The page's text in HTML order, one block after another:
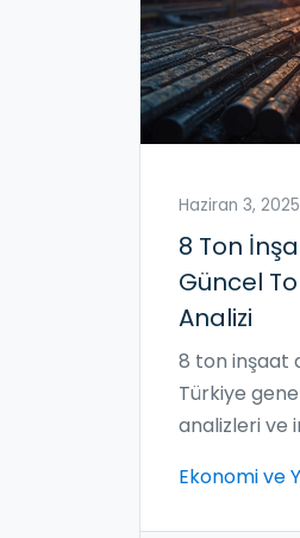
Haziran 3, 2025
8 Ton
Güncel
Analizi
8 ton inşaat
Türkiye
analizleri ve
değişimleri
Ekonomi ve